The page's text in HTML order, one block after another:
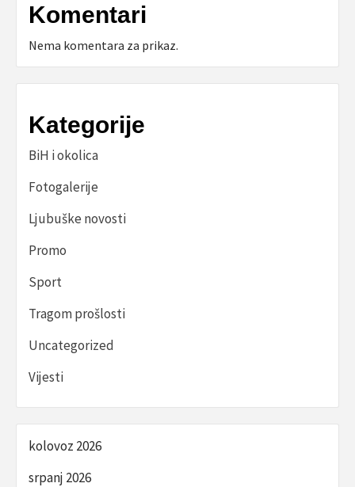
Komentari
Nema komentara za prikaz.
Kategorije
BiH i okolica
Fotogalerije
Ljubuške novosti
Promo
Sport
Tragom prošlosti
Uncategorized
Vijesti
kolovoz 2026
srpanj 2026